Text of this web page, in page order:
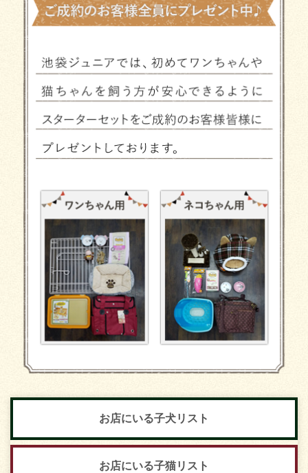
お店にいる子犬リスト
お店にいる子猫リスト